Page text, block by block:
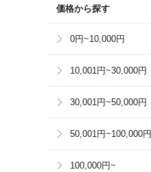
価格から探す
0円~10,000円
10,001円~30,000円
30,001円~50,000円
50,001円~100,000円
100,000円~